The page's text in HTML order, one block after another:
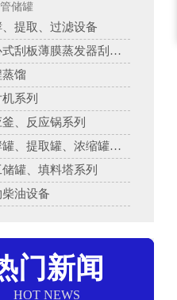
储罐
提取、过滤设备
※ 离心式刮板薄膜蒸发器刮板蒸发器、多效蒸发器
馏
系列
、反应锅系列
※ 发酵罐、提取罐、浓缩罐系列
罐、填料塔系列
油设备
门新闻
HOT NEWS